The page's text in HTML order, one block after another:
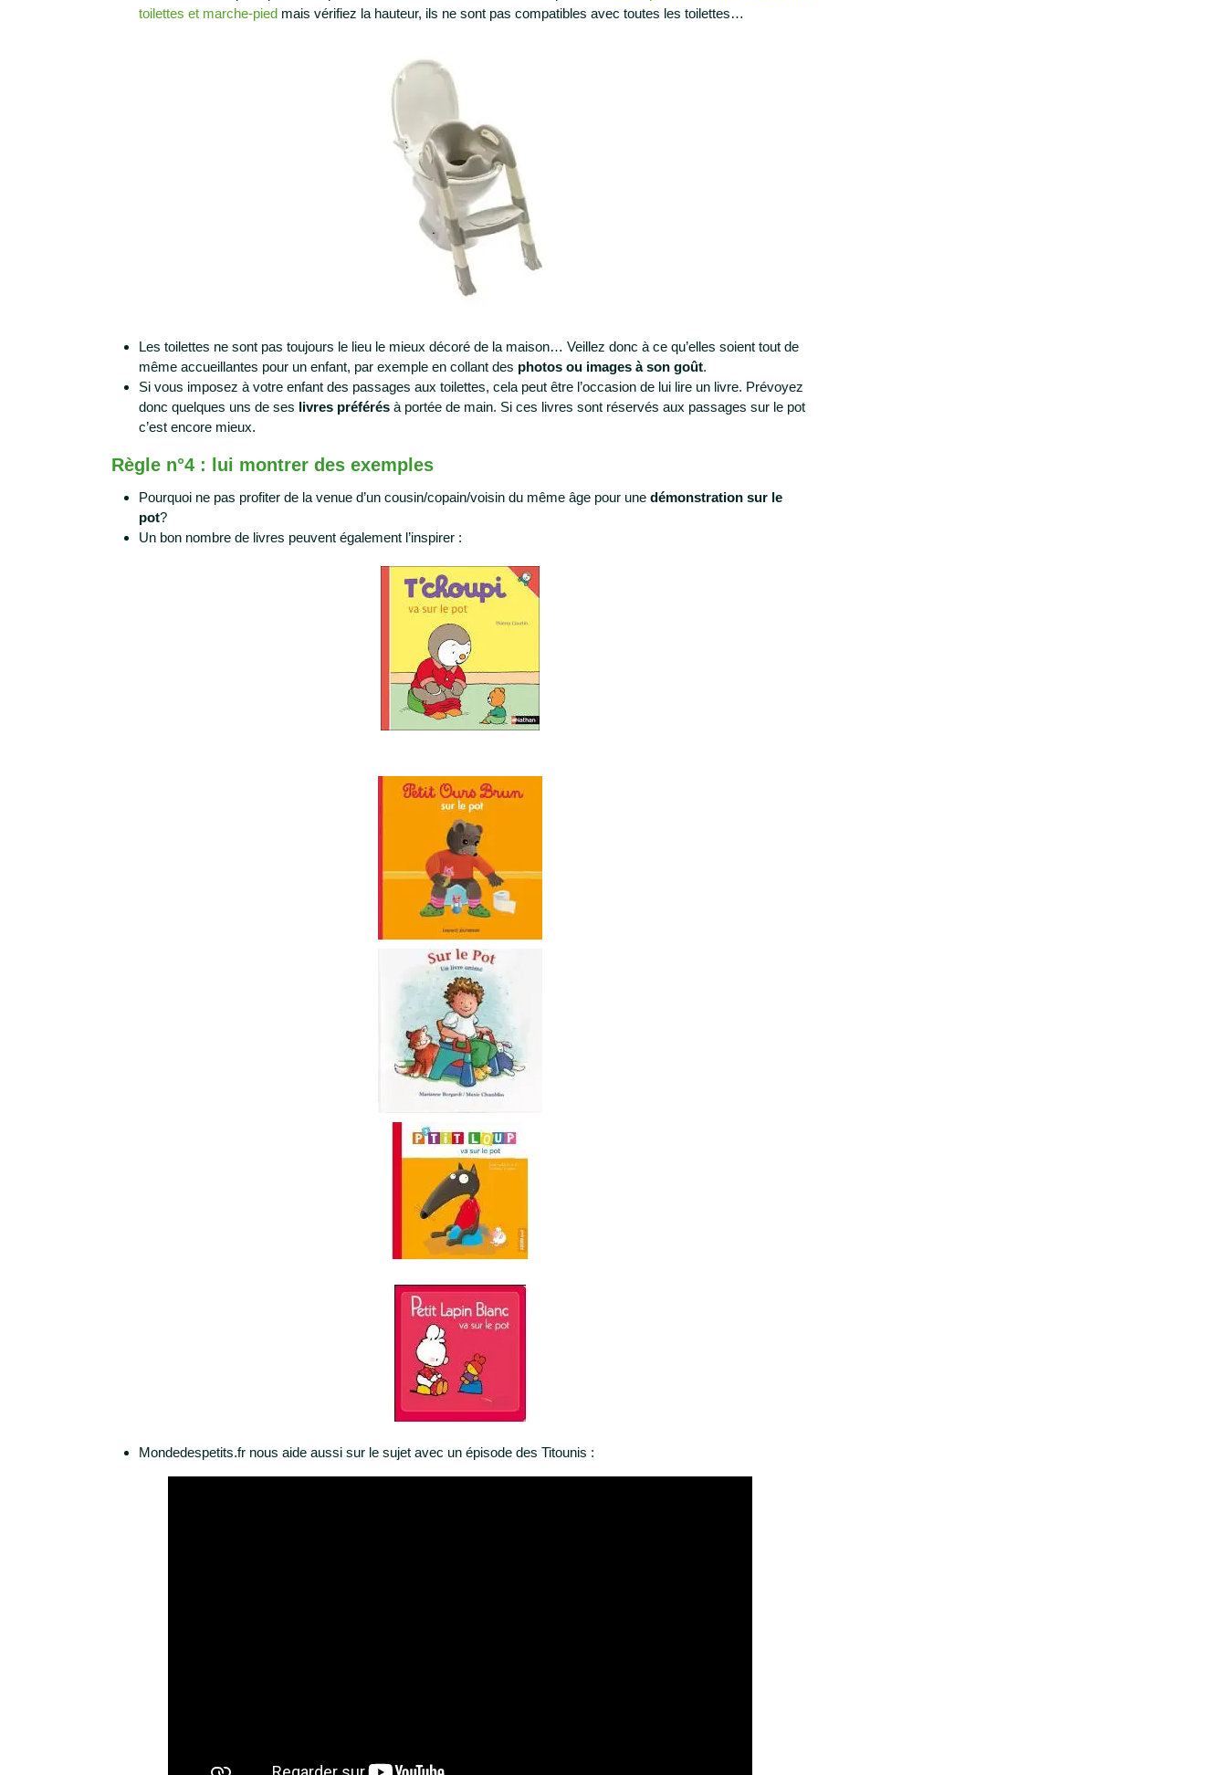
toilettes et marche-pied mais vérifiez la hauteur, ils ne sont pas compatibles avec toutes les toilettes…
Les toilettes ne sont pas toujours le lieu le mieux décoré de la maison… Veillez donc à ce qu’elles soient tout de
même accueillantes pour un enfant, par exemple en collant des photos ou images à son goût.
Si vous imposez à votre enfant des passages aux toilettes, cela peut être l’occasion de lui lire un livre. Prévoyez
donc quelques uns de ses livres préférés à portée de main. Si ces livres sont réservés aux passages sur le pot
c’est encore mieux.
Règle n°4 : lui montrer des exemples
Pourquoi ne pas profiter de la venue d’un cousin/copain/voisin du même âge pour une démonstration sur le
pot?
Un bon nombre de livres peuvent également l’inspirer :
Mondedespetits.fr nous aide aussi sur le sujet avec un épisode des Titounis :